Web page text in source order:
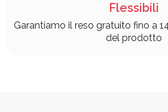
Flessibili
Garantiamo il reso gratuito fino a
del prodotto